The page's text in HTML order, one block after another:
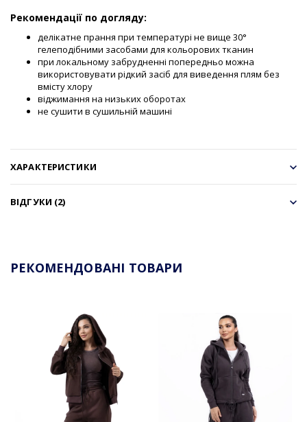
Рекомендації по догляду:
делікатне прання при температурі не вище 30°
гелеподібними засобами для кольорових тканин
при локальному забрудненні попередньо можна
використовувати рідкий засіб для виведення плям без
вмісту хлору
віджимання на низьких оборотах
не сушити в сушильній машині
ХАРАКТЕРИСТИКИ
ВІДГУКИ (2)
РЕКОМЕНДОВАНІ ТОВАРИ